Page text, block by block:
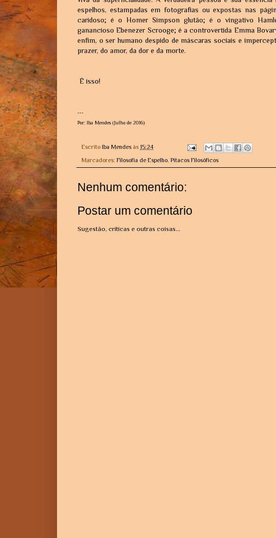
espelhos, estampadas em fotografias ou expostas nas
caridoso; é o Homer Simpson glutão; é o vingativo
ganancioso Ebenezer Scrooge; é a controvertida Emma
enfim, o ser humano despido de máscaras sociais e
prazer, do amor, da dor e da morte.
É isso!
---
Por: Iba Mendes (Julho de 2016)
Escrito Iba Mendes às 15:24
Marcadores: Filosofia de Espelho, Pitacos Filosóficos
Nenhum comentário:
Postar um comentário
Sugestão, críticas e outras coisas...